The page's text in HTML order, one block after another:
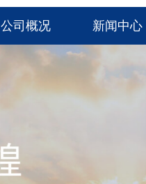
公司概况 新闻中心